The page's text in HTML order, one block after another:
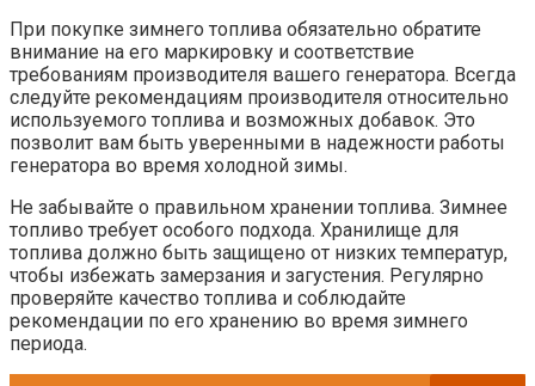
При покупке зимнего топлива обязательно обратите
внимание на его маркировку и соответствие
требованиям производителя вашего генератора. Всегда
следуйте рекомендациям производителя относительно
используемого топлива и возможных добавок. Это
позволит вам быть уверенными в надежности работы
генератора во время холодной зимы.
Не забывайте о правильном хранении топлива. Зимнее
топливо требует особого подхода. Хранилище для
топлива должно быть защищено от низких температур,
чтобы избежать замерзания и загустения. Регулярно
проверяйте качество топлива и соблюдайте
рекомендации по его хранению во время зимнего
периода.